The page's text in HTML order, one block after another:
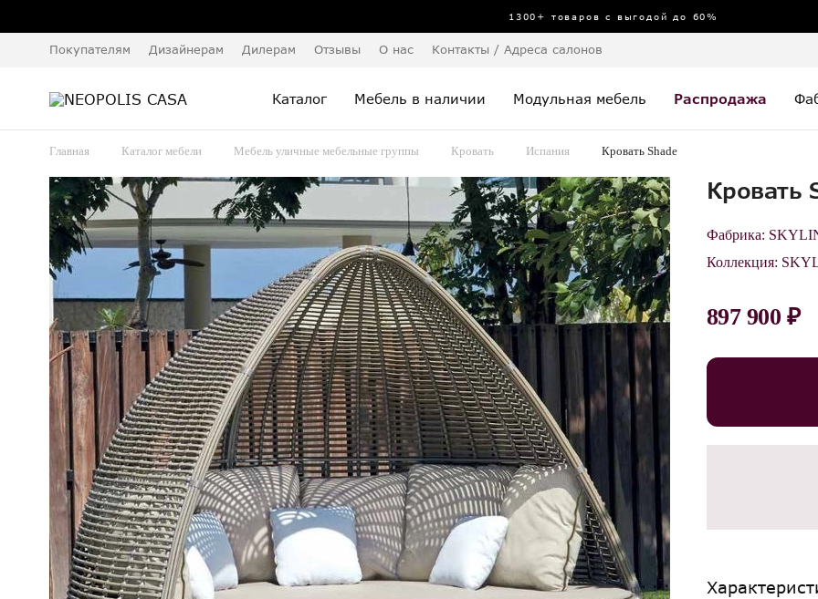
1300+ товаров с выгодой до 60%
Покупателям Дизайнерам Дилерам Отзывы О нас Контакты / Адреса салонов
Каталог Мебель в наличии Модульная мебель Распродажа
Главная Каталог мебели Мебель уличные мебельные группы Кровать Испания Кровать Shade
Кровать
Фабрика:
Коллекция:
897 900 ₽